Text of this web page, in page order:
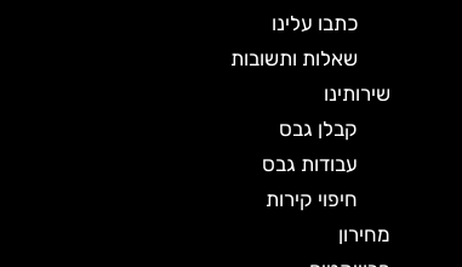
כתבו עלינו
שאלות ותשובות
שירותינו
קבלן גבס
עבודות גבס
חיפוי קירות
מחירון